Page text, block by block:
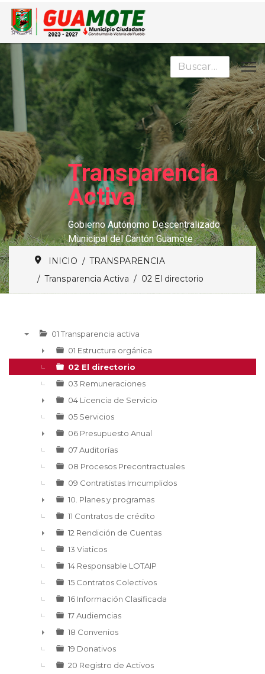
Buscar
Transparencia
Activa
Gobierno Autónomo Descentralizado
Municipal del Cantón Guamote
INICIO
TRANSPARENCIA
Transparencia Activa
02 El directorio
01 Transparencia activa
►
01 Estructura orgánica
02 El directorio
03 Remuneraciones
►
04 Licencia de Servicio
05 Servicios
►
06 Presupuesto Anual
07 Auditorías
08 Procesos Precontractuales
09 Contratistas Imcumplidos
►
10. Planes y programas
11 Contratos de crédito
►
12 Rendición de Cuentas
13 Viaticos
14 Responsable LOTAIP
15 Contratos Colectivos
16 Información Clasificada
17 Audiemcias
►
18 Convenios
19 Donativos
20 Registro de Activos